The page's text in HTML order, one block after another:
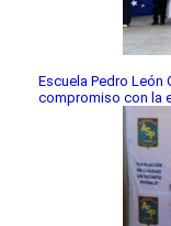
Escuela Pedro León
compromiso con la